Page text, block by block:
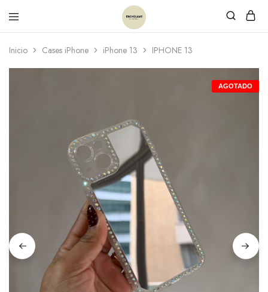
Inicio Cases iPhone iPhone 13 IPHONE 13
AGOTADO